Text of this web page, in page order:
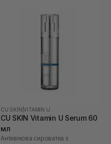
CU SKIN |VITAMIN U
CU SKIN Vitamin U Serum 60
мл
Антивікова сироватка з